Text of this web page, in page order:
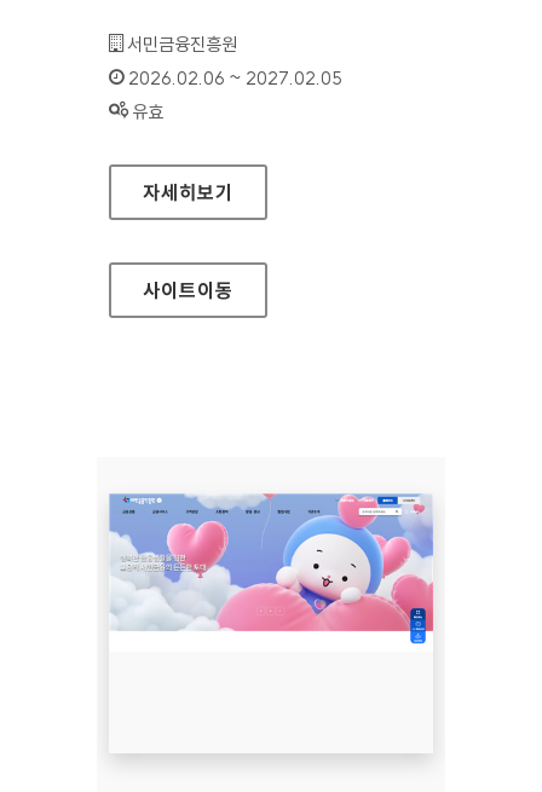
기관명 :
서민금융진흥원
인증기간 :
2026.02.06 ~ 2027.02.05
상태 :
유효
서민금융진흥원 디지털센터
자세히보기
사이트이동